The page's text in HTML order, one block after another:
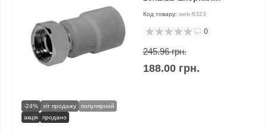
-24% хіт продажу
популярний
акція
продано
Код товару: web-6323
0
245.96 грн.
188.00 грн.